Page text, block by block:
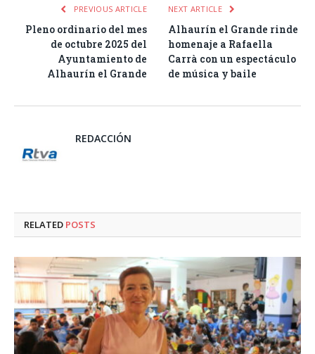
PREVIOUS ARTICLE
Pleno ordinario del mes
de octubre 2025 del
Ayuntamiento de
Alhaurín el Grande
NEXT ARTICLE
Alhaurín el Grande rinde
homenaje a Rafaella
Carrà con un espectáculo
de música y baile
REDACCIÓN
RELATED POSTS